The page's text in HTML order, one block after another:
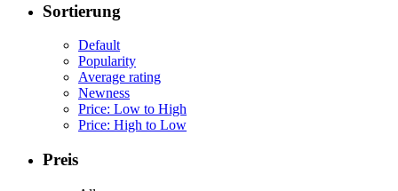
Sortierung
Default
Popularity
Average rating
Newness
Price: Low to High
Price: High to Low
Preis